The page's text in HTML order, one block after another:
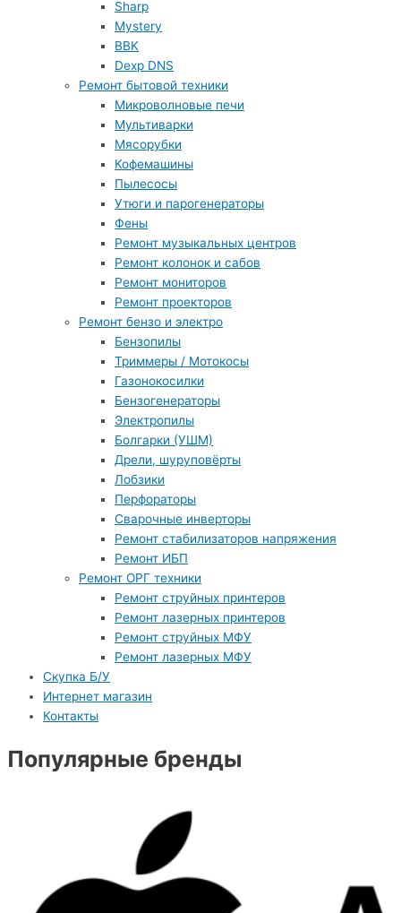
Sharp
Mystery
BBK
Dexp DNS
Ремонт бытовой техники
Микроволновые печи
Мультиварки
Мясорубки
Кофемашины
Пылесосы
Утюги и парогенераторы
Фены
Ремонт музыкальных центров
Ремонт колонок и сабов
Ремонт мониторов
Ремонт проекторов
Ремонт бензо и электро
Бензопилы
Триммеры / Мотокосы
Газонокосилки
Бензогенераторы
Электропилы
Болгарки (УШМ)
Дрели, шуруповёрты
Лобзики
Перфораторы
Сварочные инверторы
Ремонт стабилизаторов напряжения
Ремонт ИБП
Ремонт ОРГ техники
Ремонт струйных принтеров
Ремонт лазерных принтеров
Ремонт струйных МФУ
Ремонт лазерных МФУ
Скупка Б/У
Интернет магазин
Контакты
Популярные бренды